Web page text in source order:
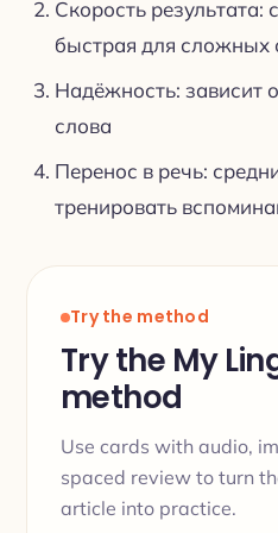
Скорость результата:
быстрая для сложных
Надёжность: зависит
слова
Перенос в речь:
тренировать
Try the method
Try the My
method
Use cards with audio,
spaced review to turn
article into practice.